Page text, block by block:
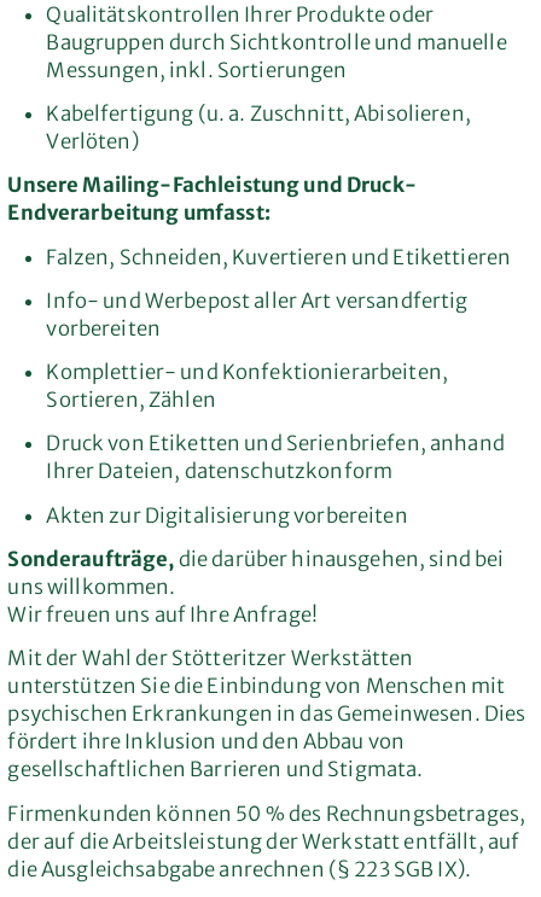
Qualitätskontrollen Ihrer Produkte oder
Baugruppen durch Sichtkontrolle und manuelle
Messungen, inkl. Sortierungen
Kabelfertigung (u. a. Zuschnitt, Abisolieren,
Verlöten)
Unsere Mailing-Fachleistung und Druck-
Endverarbeitung umfasst:
Falzen, Schneiden, Kuvertieren und Etikettieren
Info- und Werbepost aller Art versandfertig
vorbereiten
Komplettier- und Konfektionierarbeiten,
Sortieren, Zählen
Druck von Etiketten und Serienbriefen, anhand
Ihrer Dateien, datenschutzkonform
Akten zur Digitalisierung vorbereiten
Sonderaufträge,die darüber hinausgehen, sind bei
uns willkommen.
Wir freuen uns auf Ihre Anfrage!
Mit der Wahl der Stötteritzer Werkstätten
unterstützen Sie die Einbindung von Menschen mit
psychischen Erkrankungen in das Gemeinwesen. Dies
fördert ihre Inklusion und den Abbau von
gesellschaftlichen Barrieren und Stigmata.
Firmenkunden können 50 % des Rechnungsbetrages,
der auf die Arbeitsleistung der Werkstatt entfällt, auf
die Ausgleichsabgabe anrechnen (§ 223 SGB IX).